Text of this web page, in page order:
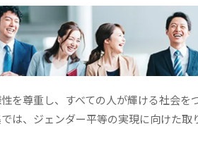
を尊重し、すべての人が輝ける社会を
は、ジェンダー平等の実現に向けた取